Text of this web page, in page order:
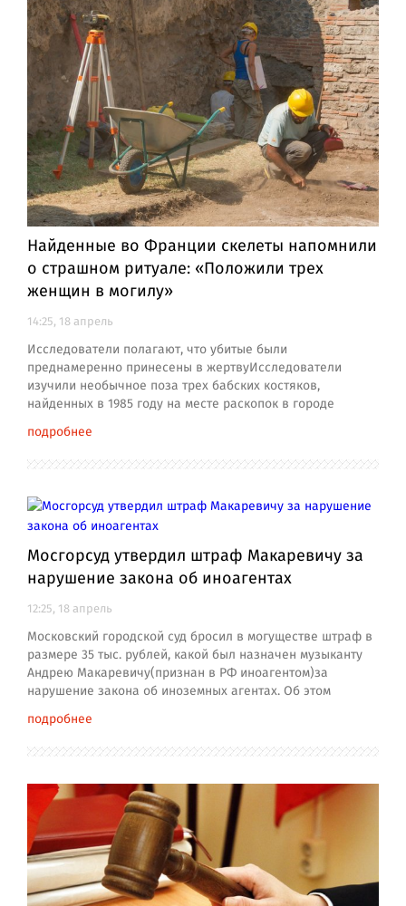
Найденные во Франции скелеты напомнили
о страшном ритуале: «Положили трех
женщин в могилу»
14:25, 18 апрель
Исследователи полагают, что убитые были
преднамеренно принесены в жертвуИсследователи
изучили необычное поза трех бабских костяков,
найденных в 1985 году на месте раскопок в городе
подробнее
Мосгорсуд утвердил штраф Макаревичу за
нарушение закона об иноагентах
12:25, 18 апрель
Московский городской суд бросил в могуществе штраф в
размере 35 тыс. рублей, какой был назначен музыканту
Андрею Макаревичу(признан в РФ иноагентом)за
нарушение закона об иноземных агентах. Об этом
подробнее